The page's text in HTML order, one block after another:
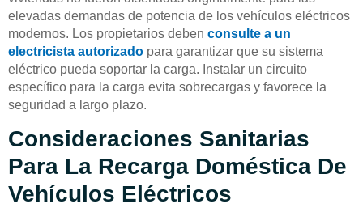
elevadas demandas de potencia de los vehículos eléctricos
modernos. Los propietarios deben consulte a un
electricista autorizado para garantizar que su sistema
eléctrico pueda soportar la carga. Instalar un circuito
específico para la carga evita sobrecargas y favorece la
seguridad a largo plazo.
Consideraciones Sanitarias
Para La Recarga Doméstica De
Vehículos Eléctricos